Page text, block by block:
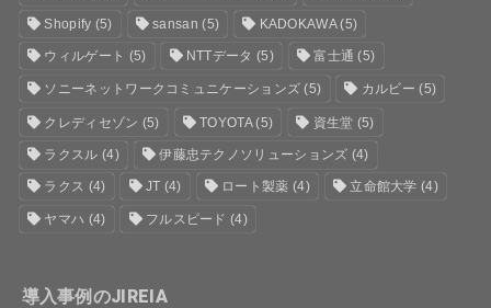
Shopify (5) sansan (5) KADOKAWA(5)
ウィルゲート (5) NTTデータ (5) 富士通 (5)
ソニーネットワークコミュニケーションズ (5) カルビー (5)
クレディセゾン (5) TOYOTA(5) 資生堂 (5)
ラクスル (4) 伊藤忠テクノソリューションズ (4)
ラクス (4) JT (4) ロート製薬 (4) 立命館大学 (4)
ヤマハ (4) フルスピード (4)
導入事例のJIREIA